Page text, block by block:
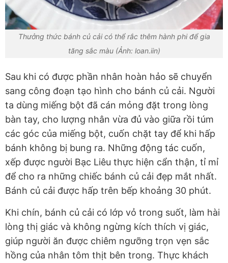
Thưởng thức bánh củ cải có thể rắc thêm hành phi để gia
tăng sắc màu (Ảnh: loan.iin)
Sau khi có được phần nhân hoàn hảo sẽ chuyển
sang công đoạn tạo hình cho bánh củ cải. Người
ta dùng miếng bột đã cán mỏng đặt trong lòng
bàn tay, cho lượng nhân vừa đủ vào giữa rồi túm
các góc của miếng bột, cuốn chặt tay để khi hấp
bánh không bị bung ra. Những động tác cuốn,
xếp được người Bạc Liêu thực hiện cẩn thận, tỉ mỉ
để cho ra những chiếc bánh củ cải đẹp mắt nhất.
Bánh củ cải được hấp trên bếp khoảng 30 phút.
Khi chín, bánh củ cải có lớp vỏ trong suốt, làm hài
lòng thị giác và không ngừng kích thích vị giác,
giúp người ăn được chiêm ngưỡng trọn vẹn sắc
hồng của nhân tôm thịt bên trong. Thực khách